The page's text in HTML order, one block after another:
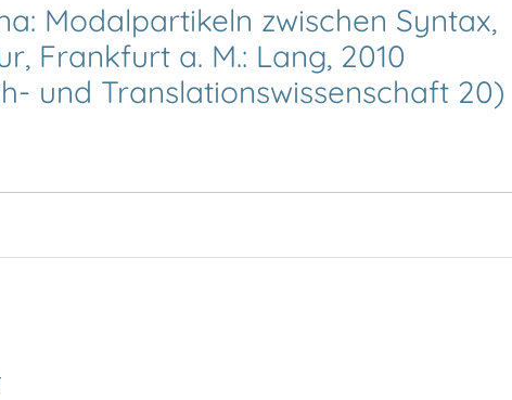
Modalpartikeln zwischen Syntax,
Frankfurt a. M.: Lang, 2010
und Translationswissenschaft 20)